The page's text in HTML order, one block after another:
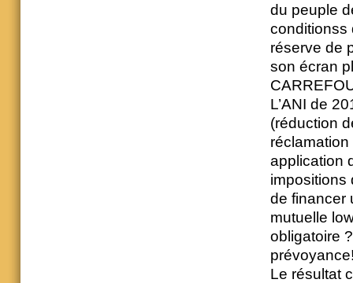
du peuple
conditionss
réserve de
son écran
L’ANI de
(réduction
application
impositions
de financer
mutuelle
obligatoire
Le résultat